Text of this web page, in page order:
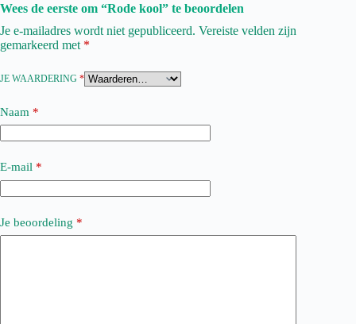
Wees de eerste om “Rode kool” te beoordelen
Je e-mailadres wordt niet gepubliceerd. Vereiste velden zijn
gemarkeerd met *
JE WAARDERING *
Naam *
E-mail *
Je beoordeling *